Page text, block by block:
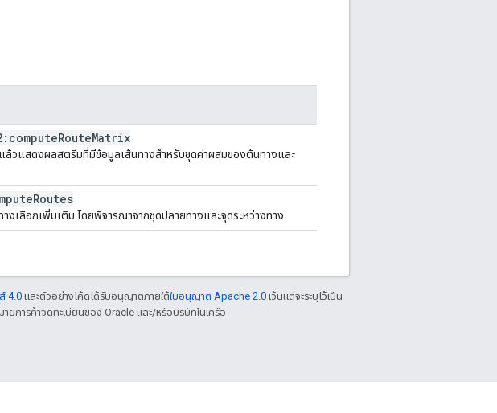
RouteMatrix
ล้วแสดงผลสตรีมที่มีข้อมูลเส้นทางสำหรับชุดค่าผสมของต้นทางและ
Routes
เลือกเพิ่มเติม โดยพิจารณาจากชุดปลายทางและจุดระหว่างทาง
4.0 และตัวอย่างโค้ดได้รับอนุญาตภายใต้ใบอนุญาต Apache 2.0 เว้นแต่จะระบุไว้เป็น
ายการค้าจดทะเบียนของ Oracle และ/หรือบริษัทในเครือ